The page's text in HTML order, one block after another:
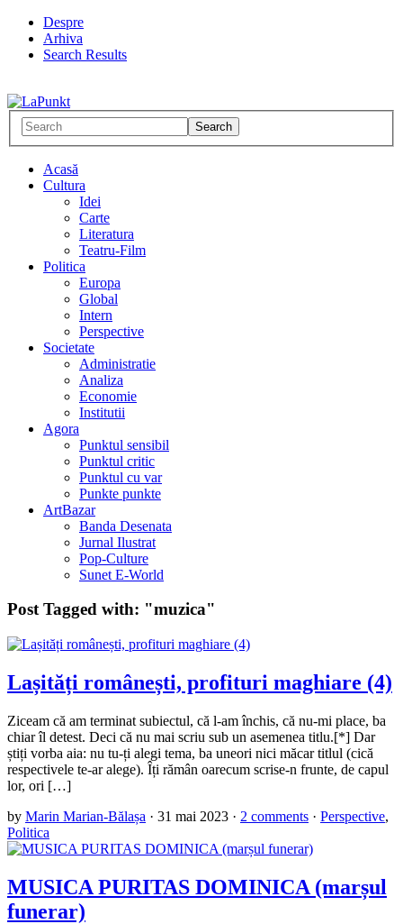
Despre
Arhiva
Search Results
Acasă
Cultura
Idei
Carte
Literatura
Teatru-Film
Politica
Europa
Global
Intern
Perspective
Societate
Administratie
Analiza
Economie
Institutii
Agora
Punktul sensibil
Punktul critic
Punktul cu var
Punkte punkte
ArtBazar
Banda Desenata
Jurnal Ilustrat
Pop-Culture
Sunet E-World
Post Tagged with: "muzica"
Lașități românești, profituri maghiare (4)
Ziceam că am terminat subiectul, că l-am închis, că nu-mi place, ba
chiar îl detest. Deci că nu mai scriu sub un asemenea titlu.[*] Dar
știți vorba aia: nu tu-ți alegi tema, ba uneori nici măcar titlul (cică
respectivele te-ar alege). Îți rămân oarecum scrise-n frunte, de capul
lor, ori […]
by Marin Marian-Bălașa · 31 mai 2023 · 2 comments · Perspective,
Politica
MUSICA PURITAS DOMINICA (marșul
funerar)